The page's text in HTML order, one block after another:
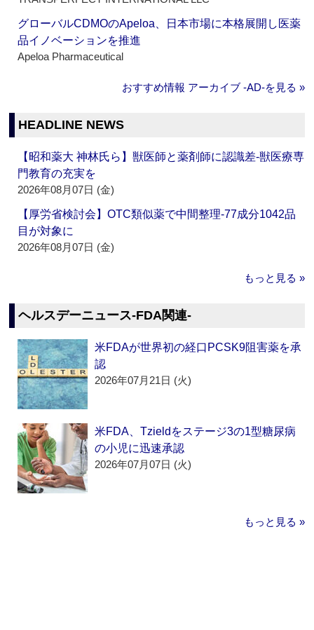
グローバルCDMOのApeloa、日本市場に本格展開し医薬
品イノベーションを推進
Apeloa Pharmaceutical
おすすめ情報 アーカイブ ‐AD‐を見る »
HEADLINE NEWS
【昭和薬大 神林氏ら】獣医師と薬剤師に認識差‐獣医療専
門教育の充実を
2026年08月07日 (金)
【厚労省検討会】OTC類似薬で中間整理‐77成分1042品
目が対象に
2026年08月07日 (金)
もっと見る »
ヘルスデーニュース‐FDA関連‐
米FDAが世界初の経口PCSK9阻害薬を承
認
2026年07月21日 (火)
米FDA、Tzieldをステージ3の1型糖尿病
の小児に迅速承認
2026年07月07日 (火)
もっと見る »